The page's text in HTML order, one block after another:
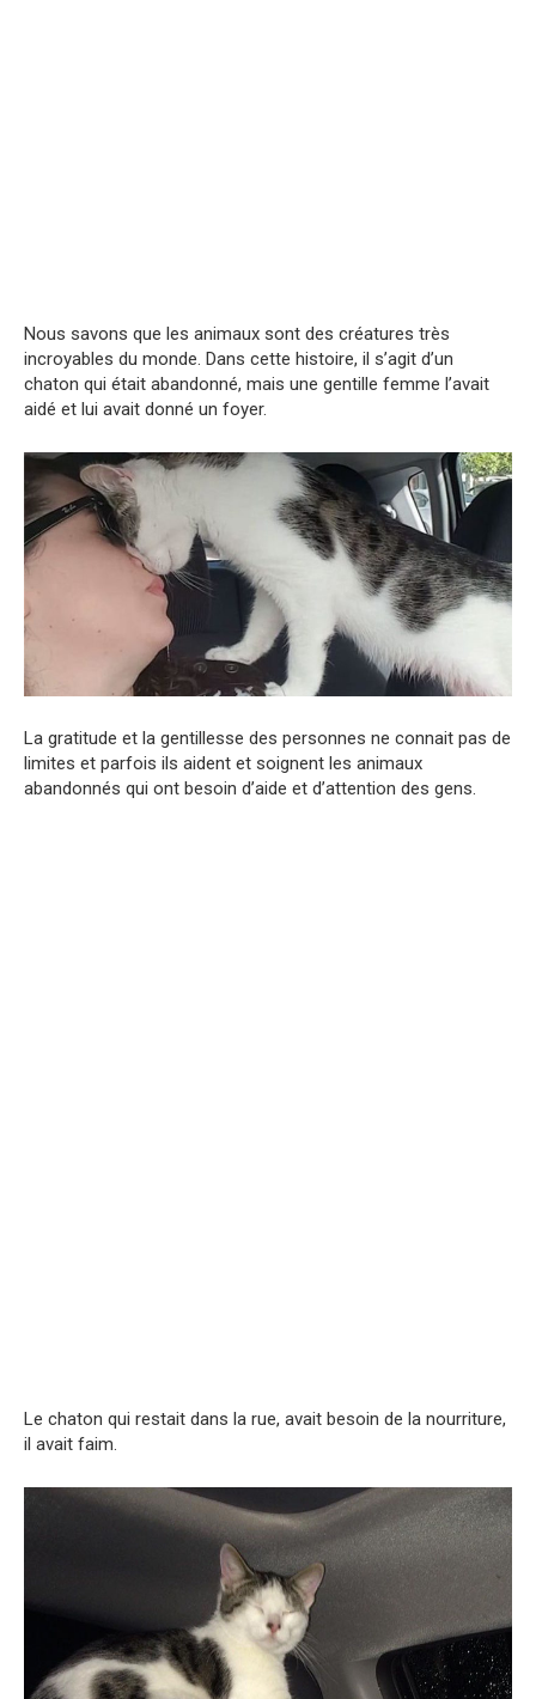
Nous savons que les animaux sont des créatures très
incroyables du monde. Dans cette histoire, il s’agit d’un
chaton qui était abandonné, mais une gentille femme l’avait
aidé et lui avait donné un foyer.
La gratitude et la gentillesse des personnes ne connait pas de
limites et parfois ils aident et soignent les animaux
abandonnés qui ont besoin d’aide et d’attention des gens.
Le chaton qui restait dans la rue, avait besoin de la nourriture,
il avait faim.